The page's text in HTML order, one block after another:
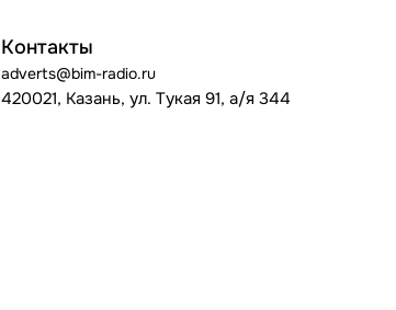
Контакты
adverts@bim-radio.ru
420021, Казань, ул. Тукая 91, а/я 344